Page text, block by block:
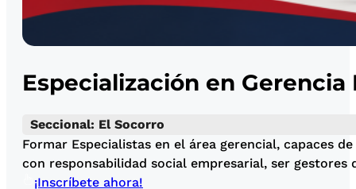
Especialización en Gerencia
Seccional: El Socorro
Formar Especialistas en el área gerencial, capaces
con responsabilidad social empresarial, ser
¡Inscríbete ahora!